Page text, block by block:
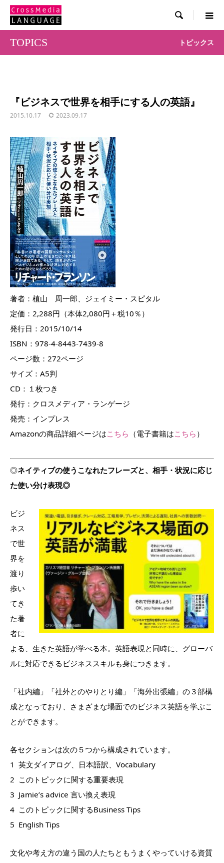

TOPICS トピックス
『ビジネスで世界を相手にする人の英語』
2015.10.17 2023.09.17
著者：植山 周一郎、ジェイミー・スピタル
定価：2,288円（本体2,080円＋税10％）
発行日：2015/10/14
ISBN：978-4-8443-7439-8
ページ数：272ページ
サイズ：A5判
CD：１枚つき
発行：クロスメディア・ランゲージ
発売：インプレス
Amazonの商品詳細ページはこちら （電子書籍はこちら ）
◎ネイティブの使うこなれたフレーズと、相手・状況に応じ
た使い分け表現◎
ビジ
ネス
で世
界を
渡り
歩い
てき
た著
者に
よる、生きた英語が学べる本。英語表現と同時に、グローバ
ルに対応できるビジネススキルも身につきます。
「社内編」「社外とのやりとり編」「海外出張編」の３部構
成となっており、さまざまな場面でのビジネス英語を学ぶこ
とができます。
各セクションは次の５つから構成されています。
1 英文ダイアログ、日本語訳、Vocabulary
2 このトピックに関する重要表現
3 Jamie’s advice 言い換え表現
4 このトピックに関するBusiness Tips
5 English Tips
文化や考え方の違う国の人たちともうまくやっていける資質